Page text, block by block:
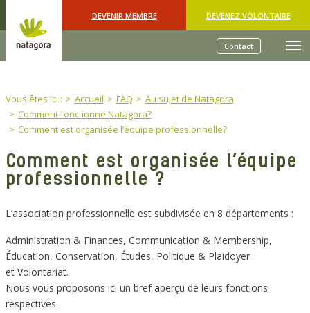
DEVENIR MEMBRE DEVENEZ VOLONTAIRE
Contact
You are here:
Vous êtes ici : Accueil FAQ
Au sujet de Natagora
Comment fonctionne Natagora?
Comment est organisée l’équipe professionnelle?
Comment est organisée l’équipe
professionnelle ?
L’association professionnelle est subdivisée en 8 départements :
Administration & Finances, Communication & Membership,
Éducation, Conservation, Études, Politique & Plaidoyer
et Volontariat.
Nous vous proposons ici un bref aperçu de leurs fonctions
respectives.